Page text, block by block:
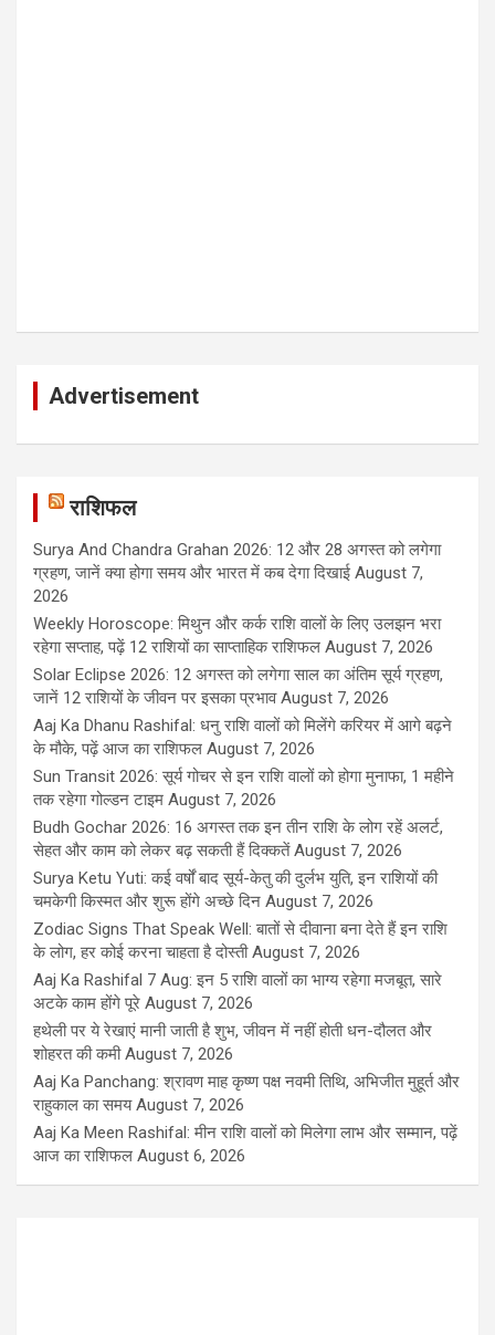
Advertisement
राशिफल
Surya And Chandra Grahan 2026: 12 और 28 अगस्त को लगेगा
ग्रहण, जानें क्या होगा समय और भारत में कब देगा दिखाई August 7,
2026
Weekly Horoscope: मिथुन और कर्क राशि वालों के लिए उलझन भरा
रहेगा सप्ताह, पढ़ें 12 राशियों का साप्ताहिक राशिफल August 7, 2026
Solar Eclipse 2026: 12 अगस्त को लगेगा साल का अंतिम सूर्य ग्रहण,
जानें 12 राशियों के जीवन पर इसका प्रभाव August 7, 2026
Aaj Ka Dhanu Rashifal: धनु राशि वालों को मिलेंगे करियर में आगे बढ़ने
के मौके, पढ़ें आज का राशिफल August 7, 2026
Sun Transit 2026: सूर्य गोचर से इन राशि वालों को होगा मुनाफा, 1 महीने
तक रहेगा गोल्डन टाइम August 7, 2026
Budh Gochar 2026: 16 अगस्त तक इन तीन राशि के लोग रहें अलर्ट,
सेहत और काम को लेकर बढ़ सकती हैं दिक्कतें August 7, 2026
Surya Ketu Yuti: कई वर्षों बाद सूर्य-केतु की दुर्लभ युति, इन राशियों की
चमकेगी किस्मत और शुरू होंगे अच्छे दिन August 7, 2026
Zodiac Signs That Speak Well: बातों से दीवाना बना देते हैं इन राशि
के लोग, हर कोई करना चाहता है दोस्ती August 7, 2026
Aaj Ka Rashifal 7 Aug: इन 5 राशि वालों का भाग्य रहेगा मजबूत, सारे
अटके काम होंगे पूरे August 7, 2026
हथेली पर ये रेखाएं मानी जाती है शुभ, जीवन में नहीं होती धन-दौलत और
शोहरत की कमी August 7, 2026
Aaj Ka Panchang: श्रावण माह कृष्ण पक्ष नवमी तिथि, अभिजीत मुहूर्त और
राहुकाल का समय August 7, 2026
Aaj Ka Meen Rashifal: मीन राशि वालों को मिलेगा लाभ और सम्मान, पढ़ें
आज का राशिफल August 6, 2026